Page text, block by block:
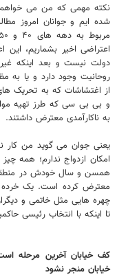
نکته مهمی که من می خواهم
شده ایم و جوانان امروز
اعتراضی اخیر بشماریم،
دولت نیست و بعد اینکه
روحانیت وجود دارد و یا به
از اغتشاشات که به تحریک
و بی بی سی که طرز تهیه
به ناکارآمدی معترض داشتند.
یعنی جوان می گوید من کار
امکان ازدواج ندارم؛ همه
همسن و سال خودش در منطقه
معترض کرده است. یک خرده
چهره هایی مثل خاتمی و
تا اینکه با انتخاب رئیسی
کف خیابان آخرین مرحله
خیابان منجر نشود